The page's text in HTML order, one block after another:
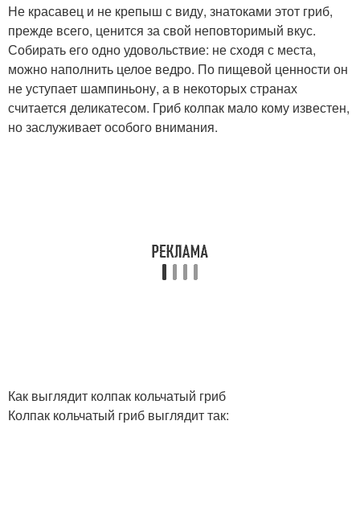
Не красавец и не крепыш с виду, знатоками этот гриб,
прежде всего, ценится за свой неповторимый вкус.
Собирать его одно удовольствие: не сходя с места,
можно наполнить целое ведро. По пищевой ценности он
не уступает шампиньону, а в некоторых странах
считается деликатесом. Гриб колпак мало кому известен,
но заслуживает особого внимания.
Как выглядит колпак кольчатый гриб
Колпак кольчатый гриб выглядит так: